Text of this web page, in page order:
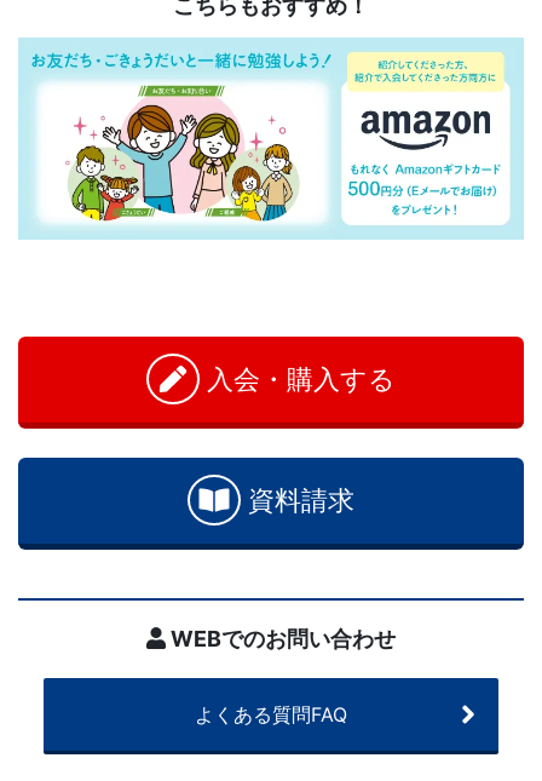
こちらもおすすめ！
入会・購入する
資料請求
WEBでのお問い合わせ
よくある質問FAQ